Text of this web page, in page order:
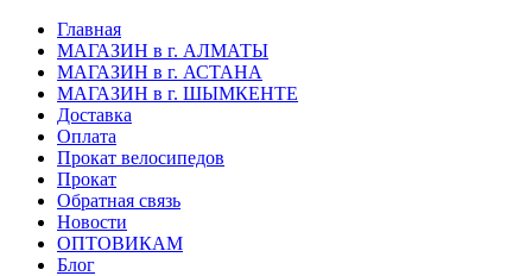
Главная
МАГАЗИН в г. АЛМАТЫ
МАГАЗИН в г. АСТАНА
МАГАЗИН в г. ШЫМКЕНТЕ
Доставка
Оплата
Прокат велосипедов
Прокат
Обратная связь
Новости
ОПТОВИКАМ
Блог